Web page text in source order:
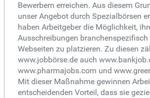
Bewerbern erreichen. Aus diesem
unser Angebot durch Spezialbörsen
haben Arbeitgeber die Möglichkeit,
Ausschreibungen branchenspezifisch
Webseiten zu platzieren. Zu diesen
www.jobbörse.de auch
www.pharmajobs.com und
Mit dieser Maßnahme gewinnen
entscheidenden Vorteil, dass sie